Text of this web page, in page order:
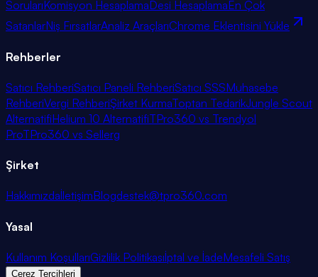
SorularıKomisyon HesaplamaDesi HesaplamaEn Çok
SatanlarNiş FırsatlarAnaliz AraçlarıChrome Eklentisini Yükle
Rehberler
Satıcı RehberiSatıcı Paneli RehberiSatıcı SSSMuhasebe
RehberiVergi RehberiŞirket KurmaToptan TedarikJungle Scout
AlternatifiHelium 10 AlternatifiTPro360 vs Trendyol
ProTPro360 vs Sellerg
Şirket
HakkımızdaİletişimBlogdestek@tpro360.com
Yasal
Kullanım KoşullarıGizlilik Politikasıİptal ve İadeMesafeli Satış
Çerez Tercihleri